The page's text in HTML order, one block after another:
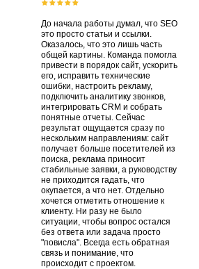
До начала работы думал, что SEO
это просто статьи и ссылки.
Оказалось, что это лишь часть
общей картины. Команда помогла
привести в порядок сайт, ускорить
его, исправить технические
ошибки, настроить рекламу,
подключить аналитику звонков,
интегрировать CRM и собрать
понятные отчеты. Сейчас
результат ощущается сразу по
нескольким направлениям: сайт
получает больше посетителей из
поиска, реклама приносит
стабильные заявки, а руководству
не приходится гадать, что
окупается, а что нет. Отдельно
хочется отметить отношение к
клиенту. Ни разу не было
ситуации, чтобы вопрос остался
без ответа или задача просто
"повисла". Всегда есть обратная
связь и понимание, что
происходит с проектом.